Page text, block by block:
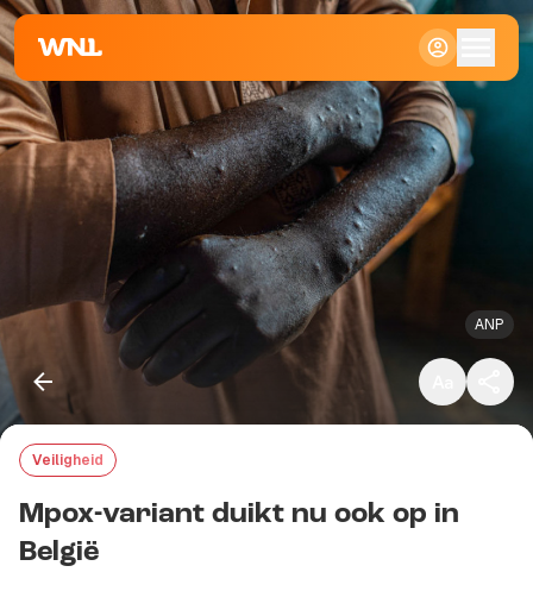
ANP
Veiligheid
Mpox-variant duikt nu ook op in
België